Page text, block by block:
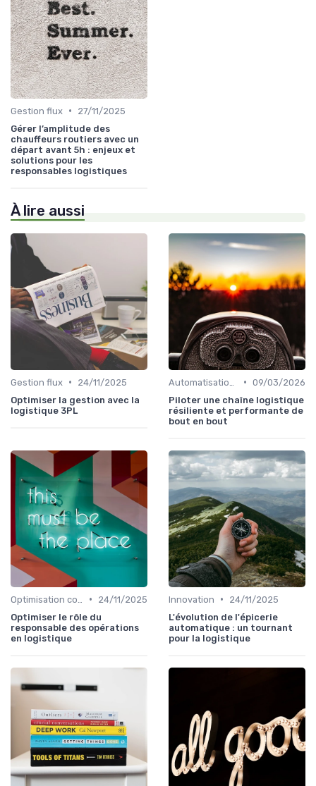
Gestion flux •
27/11/2025
Gérer l’amplitude des
chauffeurs routiers avec un
départ avant 5h : enjeux et
solutions pour les
responsables logistiques
À lire aussi
Gestion flux •
24/11/2025
Optimiser la gestion avec la
logistique 3PL
• 09/03/2026
Piloter une chaîne logistique
résiliente et performante de
bout en bout
•
24/11/2025
Optimiser le rôle du
responsable des opérations
en logistique
Innovation •
24/11/2025
L'évolution de l'épicerie
automatique : un tournant
pour la logistique